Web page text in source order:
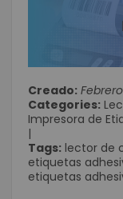
Creado:
Categories:
Impresora de
|
Tags: lector de
etiquetas
etiquetas